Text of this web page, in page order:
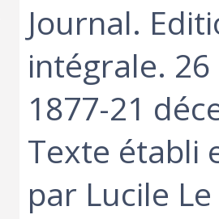
‎Journal.
intégrale.
1877-21
Texte établi
par Lucile